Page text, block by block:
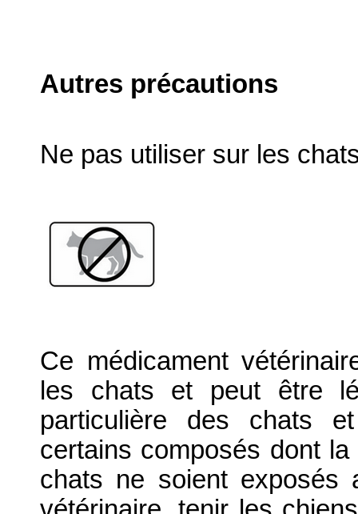
Autres précautions
Ne pas utiliser sur les
Ce médicament
les chats et peut être
particulière des chats
certains composés dont la
chats ne soient exposés